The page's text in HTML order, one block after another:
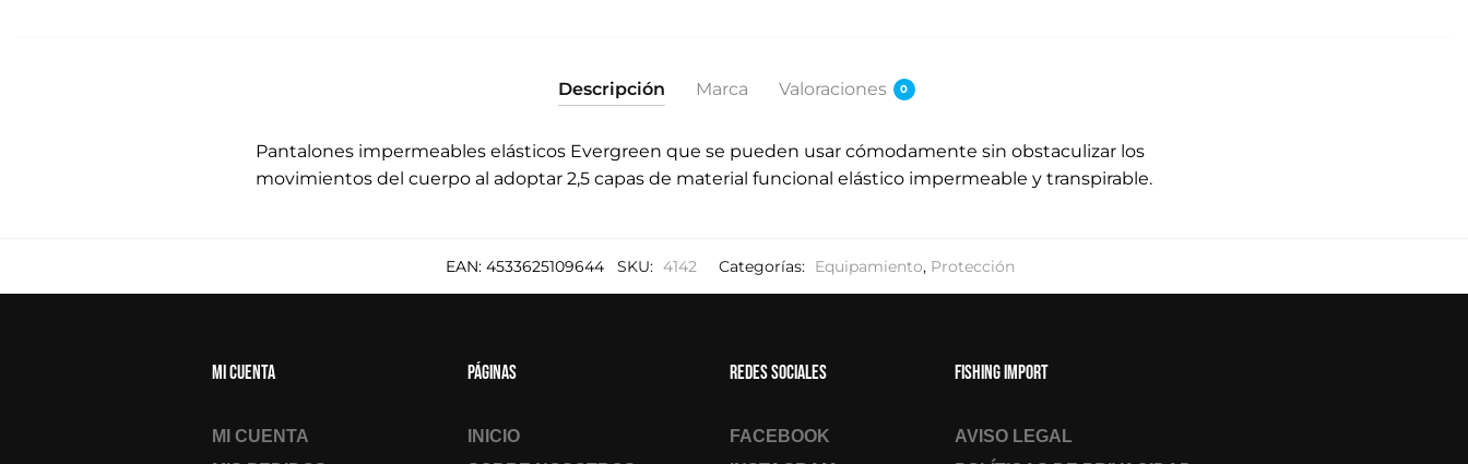
Descripción Marca Valoraciones 0
Pantalones impermeables elásticos Evergreen que se pueden usar cómodamente sin obstaculizar los
movimientos del cuerpo al adoptar 2,5 capas de material funcional elástico impermeable y transpirable.
EAN: 4533625109644 SKU: 4142 Categorías: Equipamiento, Protección
Mi cuenta
MI CUENTA
Páginas
INICIO
Redes sociales
FACEBOOK
Fishing Import
AVISO LEGAL